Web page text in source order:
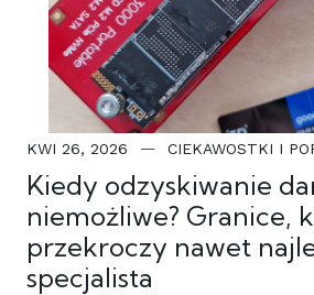
KWI 26, 2026 CIEKAWOSTKI I
Kiedy odzyskiwanie
niemożliwe? Granice,
przekroczy nawet
specjalista